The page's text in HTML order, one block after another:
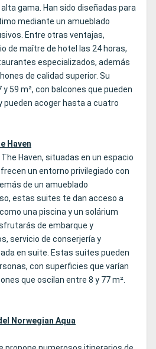
gama. Han sido diseñadas para
mediante un amueblado
Entre otras ventajas,
de maître de hotel las 24 horas,
especializados, además
de calidad superior. Su
59 m², con balcones que pueden
pueden acoger hasta a cuatro
Haven
Haven, situadas en un espacio
un entorno privilegiado con
de un amueblado
estas suites te dan acceso a
una piscina y un solárium
de embarque y
servicio de conserjería y
en suite. Estas suites pueden
con superficies que varían
que oscilan entre 8 y 77 m².
Norwegian Aqua